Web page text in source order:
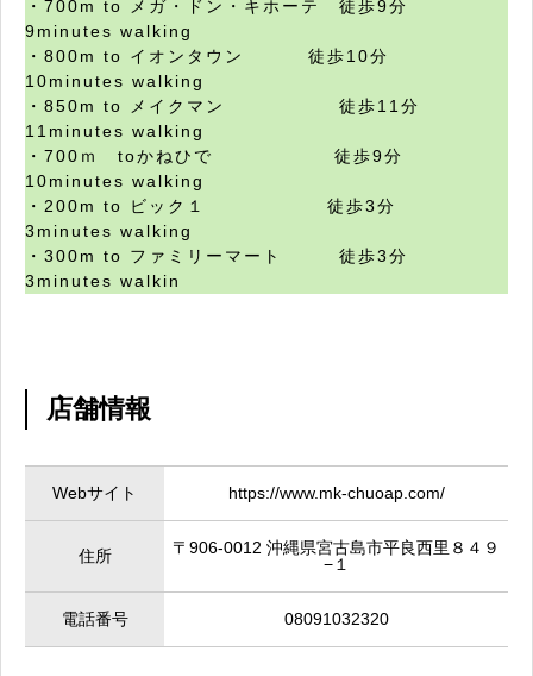
・700m to メガ・ドン・キホーテ 徒歩9分
9minutes walking
・800m to イオンタウン 徒歩10分
10minutes walking
・850m to メイクマン 徒歩11分
11minutes walking
・700ｍ toかねひで 徒歩9分
10minutes walking
・200m to ビック１ 徒歩3分
3minutes walking
・300m to ファミリーマート 徒歩3分
3minutes walkin
店舗情報
Webサイト https://www.mk-chuoap.com/
住所
〒906-0012 沖縄県宮古島市平良西里８４９
−１
電話番号 08091032320